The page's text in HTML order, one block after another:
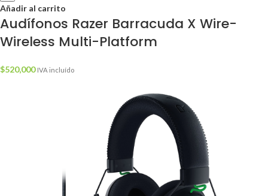
Añadir al carrito
Audífonos Razer Barracuda X Wire-
Wireless Multi-Platform
$520,000 IVA incluído